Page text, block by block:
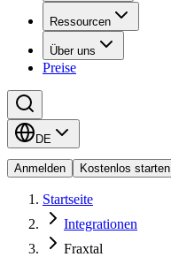
Ressourcen
Über uns
Preise
DE
Anmelden Kostenlos starten
Startseite
Integrationen
Fraxtal